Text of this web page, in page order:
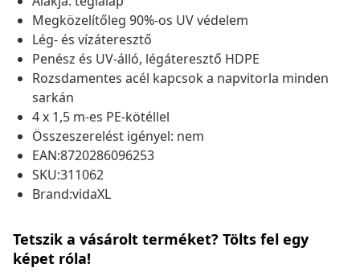
Megközelítőleg 90%-os UV védelem
Lég- és vízáteresztő
Penész és UV-álló, légáteresztő HDPE
Rozsdamentes acél kapcsok a napvitorla minden
sarkán
4 x 1,5 m-es PE-kötéllel
Összeszerelést igényel: nem
EAN:8720286096253
SKU:311062
Brand:vidaXL
Tetszik a vásárolt terméket? Tölts fel egy
képet róla!